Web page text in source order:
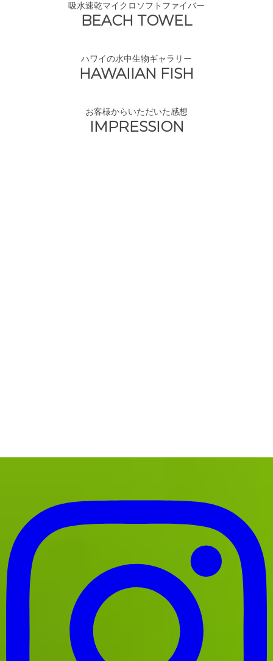
吸水速乾マイクロソフトファイバー
BEACH TOWEL
ハワイの水中生物ギャラリー
HAWAIIAN FISH
お客様からいただいた感想
IMPRESSION